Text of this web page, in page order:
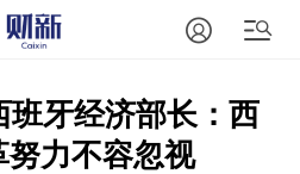
班牙经济部长：西
力不容忽视